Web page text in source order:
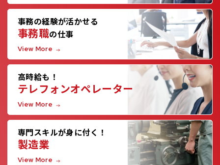
事務の経験が活かせる
事務職の仕事
View More
高時給も！
テレフォンオペレーター
View More
専門スキルが身に付く！
製造業
View More